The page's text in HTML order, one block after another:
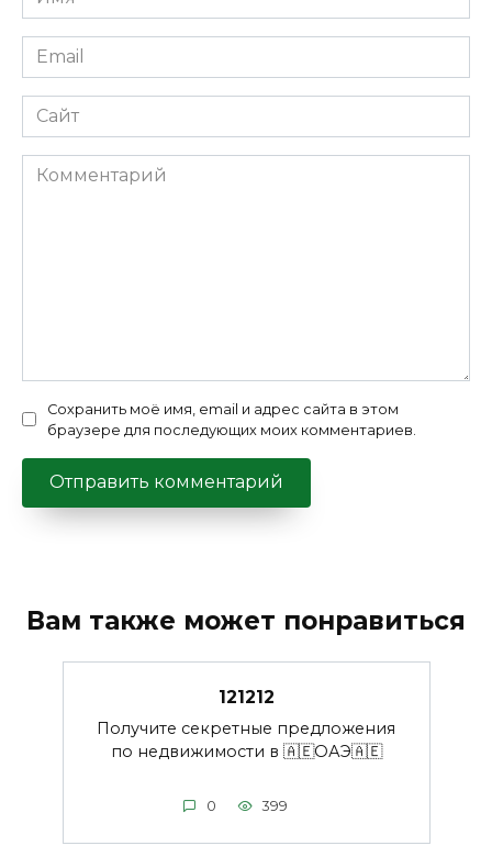
*
Email
*
Сайт
Комментарий
Сохранить моё имя, email и адрес сайта в этом
браузере для последующих моих комментариев.
Вам также может понравиться
121212
Получите секретные предложения
по недвижимости в 🇦🇪ОАЭ🇦🇪
0 399